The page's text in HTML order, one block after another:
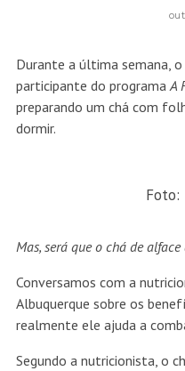
Durante a última semana,
participante do programaA
preparando um chá com
dormir.
Foto:
Mas, será que o chá de
Conversamos com a
Albuquerque sobre os
realmente ele ajuda a
Segundo a nutricionista, o